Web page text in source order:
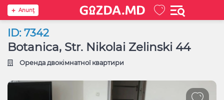
Anunţ
ID: 7342
Botanica, Str. Nikolai Zelinski 44
Оренда двокімнатної квартири